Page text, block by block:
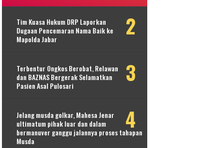
Tim Kuasa Hukum DRP Laporkan
Dugaan Pencemaran Nama Baik ke
Mapolda Jabar
Terbentur Ongkos Berobat, Relawan
dan BAZNAS Bergerak Selamatkan
Pasien Asal Pulosari
Jelang musda golkar, Mahesa Jenar
ultimatum pihak luar dan dalam
bermanuver ganggu jalannya proses tahapan
Musda